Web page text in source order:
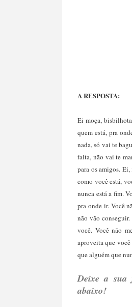
A RESPOSTA:
Ei moça,
quem está, pra
nada, só vai te
falta, não vai te
para os amigos. Ei,
como você está,
nunca está a fim.
pra onde ir. Você
não vão
você. Você não
aproveita que você
que alguém que
Deixe a sua
abaixo!